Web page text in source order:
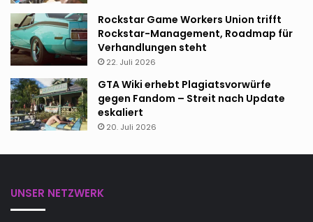
Rockstar Game Workers Union trifft
Rockstar-Management, Roadmap für
Verhandlungen steht
22. Juli 2026
GTA Wiki erhebt Plagiatsvorwürfe
gegen Fandom – Streit nach Update
eskaliert
20. Juli 2026
UNSER NETZWERK